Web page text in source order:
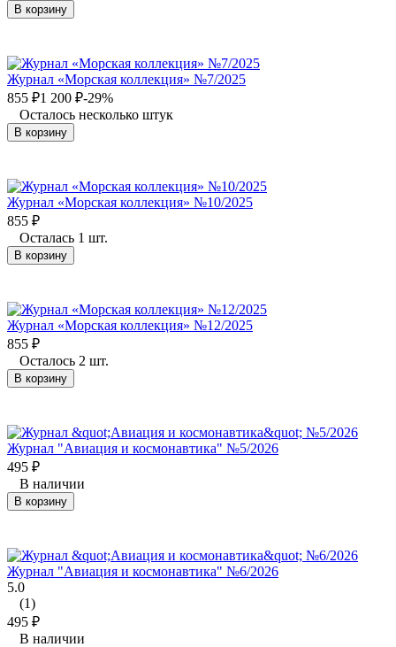
В корзину
Журнал «Морская коллекция» №7/2025
855 ₽1 200 ₽-29%
Осталось несколько штук
В корзину
Журнал «Морская коллекция» №10/2025
855 ₽
Осталась 1 шт.
В корзину
Журнал «Морская коллекция» №12/2025
855 ₽
Осталось 2 шт.
В корзину
Журнал "Авиация и космонавтика" №5/2026
495 ₽
В наличии
В корзину
Журнал "Авиация и космонавтика" №6/2026
5.0
(1)
495 ₽
В наличии